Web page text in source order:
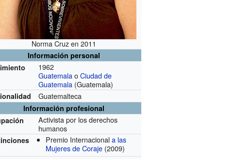
Norma Cruz en 2011
Información personal
1962
GuatemalaoCiudad de
Guatemala (Guatemala)
Guatemalteca
Información profesional
Activista por los derechos
humanos
Premio Internacionala las
Mujeres de Coraje (2009)